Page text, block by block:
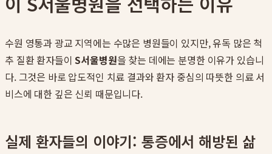
수원 영통과 광교 지역에는 수많은 병원들이 있지만, 유독 많은 척
추 질환 환자들이S서울병원을 찾는 데에는 분명한 이유가 있습니
다. 그것은 바로 압도적인 치료 결과와 환자 중심의 따뜻한 의료 서
비스에 대한 깊은 신뢰 때문입니다.
실제 환자들의 이야기: 통증에서 해방된 삶